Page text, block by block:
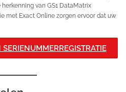
van GS1 DataMatrix
met Exact Online zorgen ervoor dat uw